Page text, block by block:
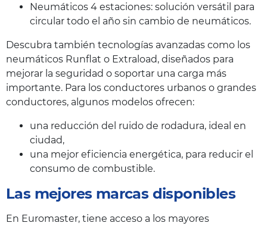
Neumáticos 4 estaciones: solución versátil para
circular todo el año sin cambio de neumáticos.
Descubra también tecnologías avanzadas como los
neumáticos Runflat o Extraload, diseñados para
mejorar la seguridad o soportar una carga más
importante. Para los conductores urbanos o grandes
conductores, algunos modelos ofrecen:
una reducción del ruido de rodadura, ideal en
ciudad,
una mejor eficiencia energética, para reducir el
consumo de combustible.
Las mejores marcas disponibles
En Euromaster, tiene acceso a los mayores